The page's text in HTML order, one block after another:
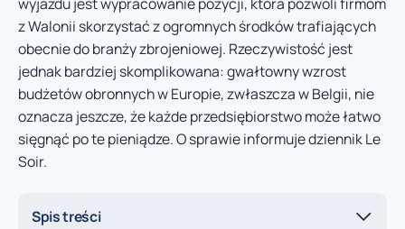
z Walonii skorzystać z ogromnych środków trafiających
obecnie do branży zbrojeniowej. Rzeczywistość jest
jednak bardziej skomplikowana: gwałtowny wzrost
budżetów obronnych w Europie, zwłaszcza w Belgii, nie
oznacza jeszcze, że każde przedsiębiorstwo może łatwo
sięgnąć po te pieniądze. O sprawie informuje dziennik Le
Soir.
Spis treści